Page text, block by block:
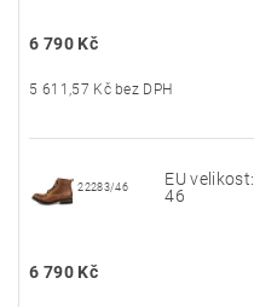
6 790 Kč
5 611,57 Kč bez DPH
22283/46
EU velikost:
46
6 790 Kč